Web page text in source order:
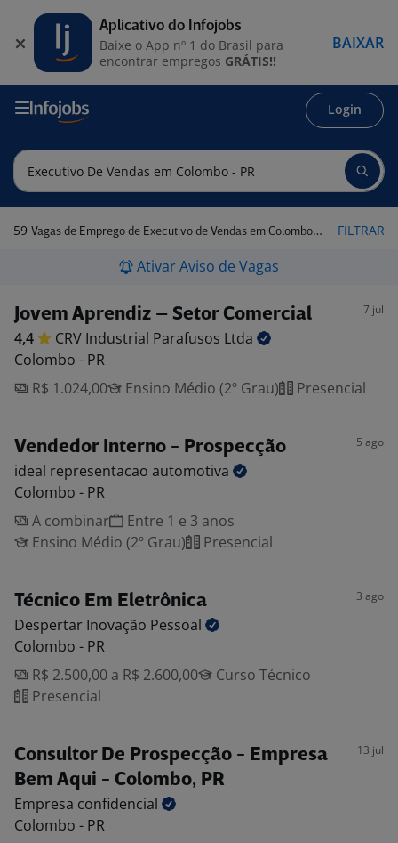
Login
59 Vagas de Emprego de Executivo de Vendas em Colombo - PR FILTRAR
Ativar Aviso de Vagas
Jovem Aprendiz – Setor Comercial 7 jul
4,4 CRV Industrial Parafusos Ltda
Colombo - PR
R$ 1.024,00
Ensino Médio (2º Grau) Presencial
Vendedor Interno - Prospecção 5 ago
ideal representacao automotiva
Colombo - PR
A combinar
Entre 1 e 3 anos
Ensino Médio (2º Grau)
Presencial
Técnico Em Eletrônica 3 ago
Despertar Inovação Pessoal
Colombo - PR
R$ 2.500,00 a R$ 2.600,00
Curso Técnico
Presencial
Consultor De Prospecção - Empresa
Bem Aqui - Colombo, PR
13 jul
Empresa confidencial
Colombo - PR
Aplicativo do Infojobs
Baixe o App nº 1 do Brasil para
encontrar empregos GRÁTIS!!
BAIXAR